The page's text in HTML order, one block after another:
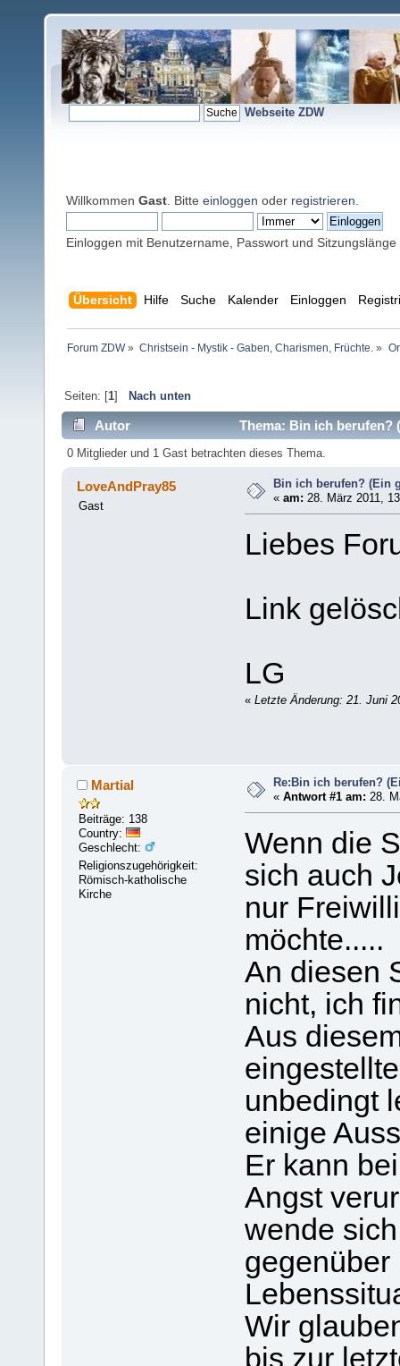
Webseite ZDW
Willkommen Gast . Bitte einloggen oder registrieren
Einloggen mit Benutzername, Passwort und Sitzungslänge
Übersicht Hilfe Suche Kalender Einloggen
Forum ZDW» Christsein - Mystik - Gaben, Charismen, Früchte. »
Seiten: [1] Nach unten
Autor Thema: Bin ich berufen?
0 Mitglieder und 1 Gast betrachten dieses Thema.
LoveAndPray85
Gast
Bin ich berufen? (Ein
«am: 28. März 2011,
Liebes
Link
LG
« Letzte Änderung: 21. Juni
Martial
Beiträge: 138
Country:
Geschlecht:
Religionszugehörigkeit:
Römisch-katholische
Kirche
Re:Bin ich berufen?
«Antwort #1 am: 28.
Wenn die
sich auch
nur
möchte.....
An diesen
nicht, ich
Aus
unbedingt
einige
Er kann
Angst
wende
gegenüber
Wir
bis zur